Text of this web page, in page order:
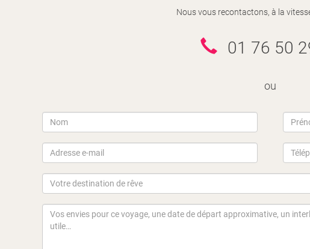
Nous vous recontactons, à la
01 76 50
ou